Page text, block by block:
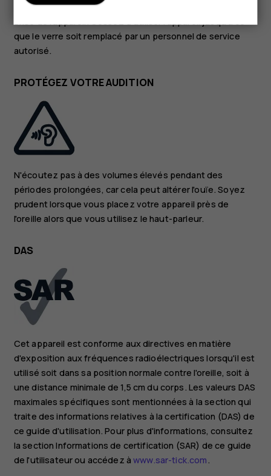
éléments en verre et n'essayez pas de retirer le verre
que le verre soit remplacé par un personnel de service
autorisé.
PROTÉGEZ VOTRE AUDITION
N'écoutez pas à des volumes élevés pendant des
périodes prolongées, car cela peut altérer l'ouïe. Soyez
prudent lorsque vous placez votre appareil près de
l'oreille alors que vous utilisez le haut-parleur.
DAS
Cet appareil est conforme aux directives en matière
d'exposition aux fréquences radioélectriques lorsqu'il est
utilisé soit dans sa position normale contre l'oreille, soit à
une distance minimale de 1,5 cm du corps. Les valeurs DAS
maximales spécifiques sont mentionnées à la section qui
traite des informations relatives à la certification (DAS) de
ce guide d'utilisation. Pour plus d'informations, consultez
la section Informations de certification (SAR) de ce guide
de l'utilisateur ou accédez àwww.sar-tick.com.